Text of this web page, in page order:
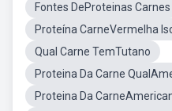
Fontes DeProteinas Carnes
Proteína CarneVermelha
Qual Carne TemTutano
Proteina Da Carne
Proteina Da